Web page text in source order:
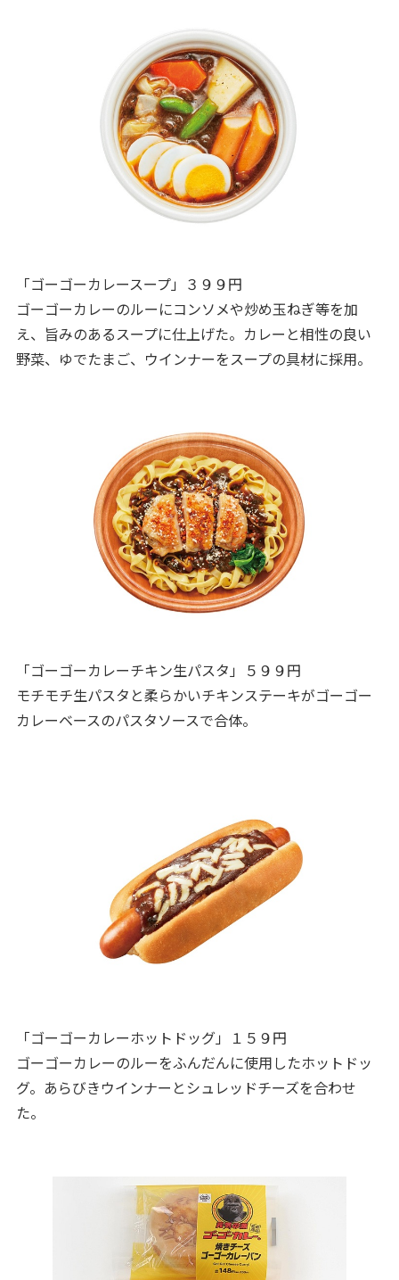
「ゴーゴーカレースープ」３９９円
ゴーゴーカレーのルーにコンソメや炒め玉ねぎ等を加
え、旨みのあるスープに仕上げた。カレーと相性の良い
野菜、ゆでたまご、ウインナーをスープの具材に採用。
「ゴーゴーカレーチキン生パスタ」５９９円
モチモチ生パスタと柔らかいチキンステーキがゴーゴー
カレーベースのパスタソースで合体。
「ゴーゴーカレーホットドッグ」１５９円
ゴーゴーカレーのルーをふんだんに使用したホットドッ
グ。あらびきウインナーとシュレッドチーズを合わせ
た。